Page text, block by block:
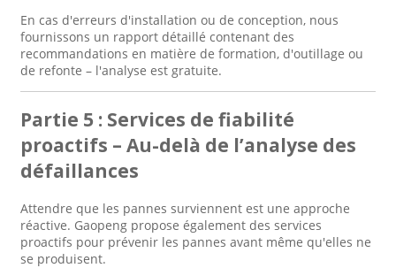
En cas d'erreurs d'installation ou de conception, nous
fournissons un rapport détaillé contenant des
recommandations en matière de formation, d'outillage ou
de refonte – l'analyse est gratuite.
Partie 5 : Services de fiabilité
proactifs – Au-delà de l’analyse des
défaillances
Attendre que les pannes surviennent est une approche
réactive. Gaopeng propose également des services
proactifs pour prévenir les pannes avant même qu'elles ne
se produisent.